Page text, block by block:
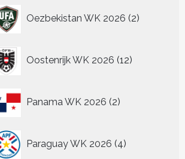
Oezbekistan WK 2026 2
producten
Oostenrijk WK 2026 12
producten
Panama WK 2026 2
producten
Paraguay WK 2026 4
producten